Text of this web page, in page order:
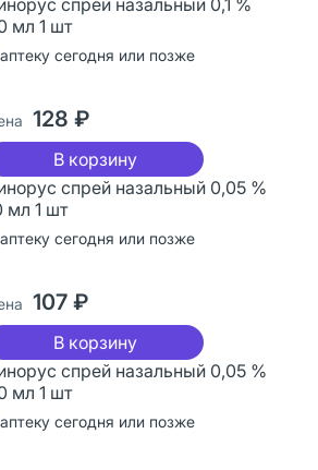
мл 1 шт
сегодня или позже
128 ₽
В корзину
спрей назальный 0,05 %
мл 1 шт
сегодня или позже
107 ₽
В корзину
спрей назальный 0,05 %
мл 1 шт
сегодня или позже